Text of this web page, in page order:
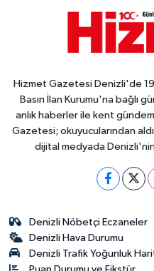
Hizmet Gazetesi Denizli'de
Basın İlan Kurumu'na bağlı
anlık haberler ile kent
Gazetesi; okuyucularından
dijital medyada
Denizli Nöbetçi Eczaneler
Denizli Hava Durumu
Denizli Trafik Yoğunluk
Puan Durumu ve Fikstür